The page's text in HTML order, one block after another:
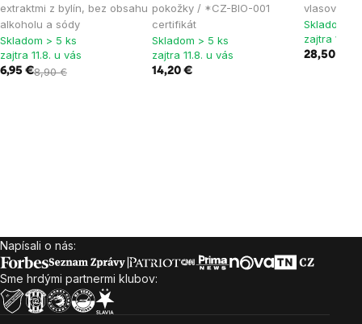
extraktmi z bylín, bez obsahu
alkoholu a sódy
Skladom > 5 ks
zajtra 11.8. u vás
6,95 €8,90 €
pokožky / *CZ-BIO-001
certifikát
Skladom > 5 ks
zajtra 11.8. u vás
14,20 €
vlasov
Skladom >
zajtra 11.8.
28,50 €
Zápätie
Napísali o nás:
Sme hrdými partnermi klubov: